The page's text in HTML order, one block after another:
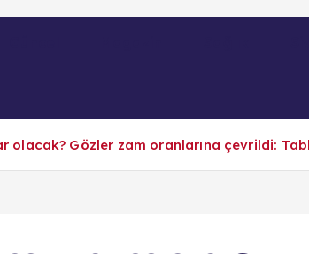
olacak? Gözler zam oranlarına çevrildi: